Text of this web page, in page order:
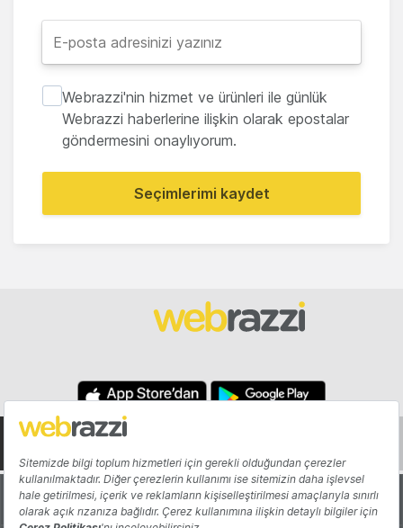
Webrazzi'nin hizmet ve ürünleri ile günlük
Webrazzi haberlerine ilişkin olarak epostalar
göndermesini onaylıyorum.
Seçimlerimi kaydet
Hakkında Yazarlar